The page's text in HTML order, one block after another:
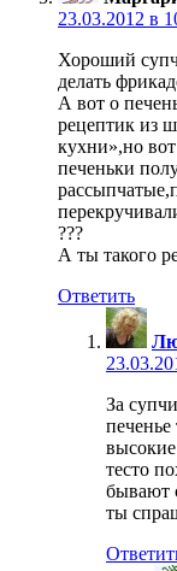
23.03.2012 в
Хороший
делать
А вот о
рецептик из
кухни»,но
печеньки
???
А ты такого
Ответить
За
тесто
бывают
ты